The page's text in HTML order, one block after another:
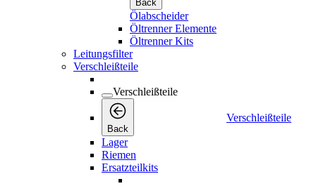
Back
Ölabscheider
Öltrenner Elemente
Öltrenner Kits
Leitungsfilter
Verschleißteile
Verschleißteile
Back
Verschleißteile
Lager
Riemen
Ersatzteilkits